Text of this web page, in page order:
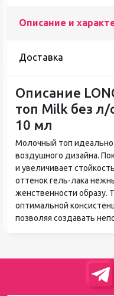
Описание и
Доставка
Описание
топ Milk без л/
10 мл
Молочный топ
воздушного дизайна.
и увеличивает
оттенок гель-лака
женственности образу.
оптимальной
позволяя создавать